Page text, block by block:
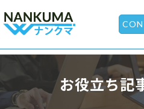
お役立ち記